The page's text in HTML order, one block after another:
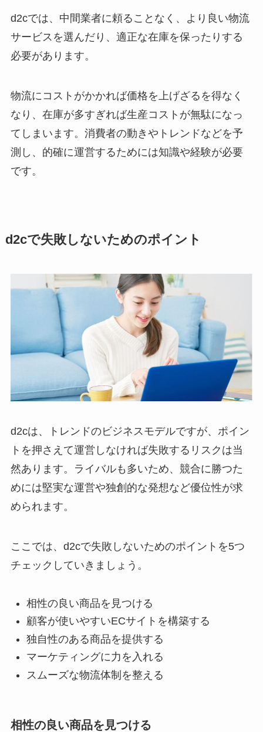
d2cでは、中間業者に頼ることなく、より良い物流
サービスを選んだり、適正な在庫を保ったりする
必要があります。
物流にコストがかかれば価格を上げざるを得なく
なり、在庫が多すぎれば生産コストが無駄になっ
てしまいます。消費者の動きやトレンドなどを予
測し、的確に運営するためには知識や経験が必要
です。
d2cで失敗しないためのポイント
d2cは、トレンドのビジネスモデルですが、ポイン
トを押さえて運営しなければ失敗するリスクは当
然あります。ライバルも多いため、競合に勝つた
めには堅実な運営や独創的な発想など優位性が求
められます。
ここでは、d2cで失敗しないためのポイントを5つ
チェックしていきましょう。
相性の良い商品を見つける
顧客が使いやすいECサイトを構築する
独自性のある商品を提供する
マーケティングに力を入れる
スムーズな物流体制を整える
相性の良い商品を見つける